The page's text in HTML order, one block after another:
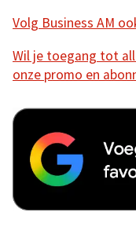
Volg Business AM
Wil je toegang tot
onze promo en